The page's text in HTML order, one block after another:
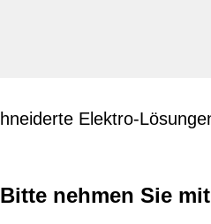
Elektro-
Bitte nehmen Sie